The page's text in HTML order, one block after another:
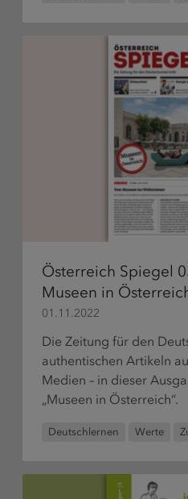
Österreich Spiegel
Museen in
01.11.2022
Die Zeitung für den
authentischen Artikeln
Medien – in dieser
„Museen in Österreich“.
Deutschlernen Werte